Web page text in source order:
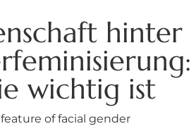
hinter
wichtig ist
of facial gender